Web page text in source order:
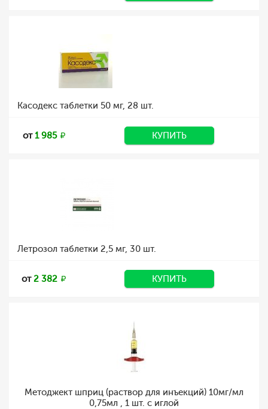
Касодекс таблетки 50 мг, 28 шт.
от1 985 КУПИТЬ
Летрозол таблетки 2,5 мг, 30 шт.
от2 382 КУПИТЬ
Методжект шприц (раствор для инъекций) 10мг/мл
0,75мл , 1 шт. с иглой